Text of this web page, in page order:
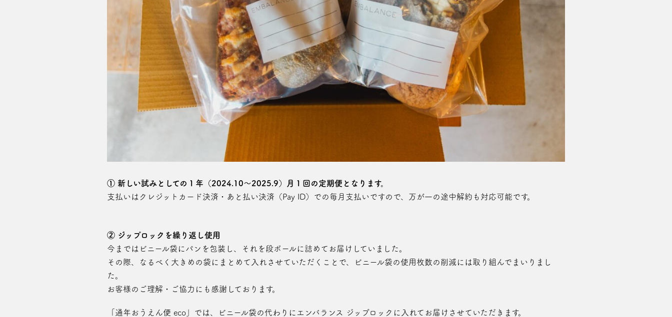
① 新しい試みとしての１年（2024.10～2025.9）月１回の定期便となります。
支払いはクレジットカード決済・あと払い決済（Pay ID）での毎月支払いですので、万が一の途中解約も対応可能です。
② ジップロックを繰り返し使用
今まではビニール袋にパンを包装し、それを段ボールに詰めてお届けしていました。
その際、なるべく大きめの袋にまとめて入れさせていただくことで、ビニール袋の使用枚数の削減には取り組んでまいりまし
た。
お客様のご理解・ご協力にも感謝しております。
「通年おうえん便 eco」では、ビニール袋の代わりにエンバランス ジップロックに入れてお届けさせていただきます。